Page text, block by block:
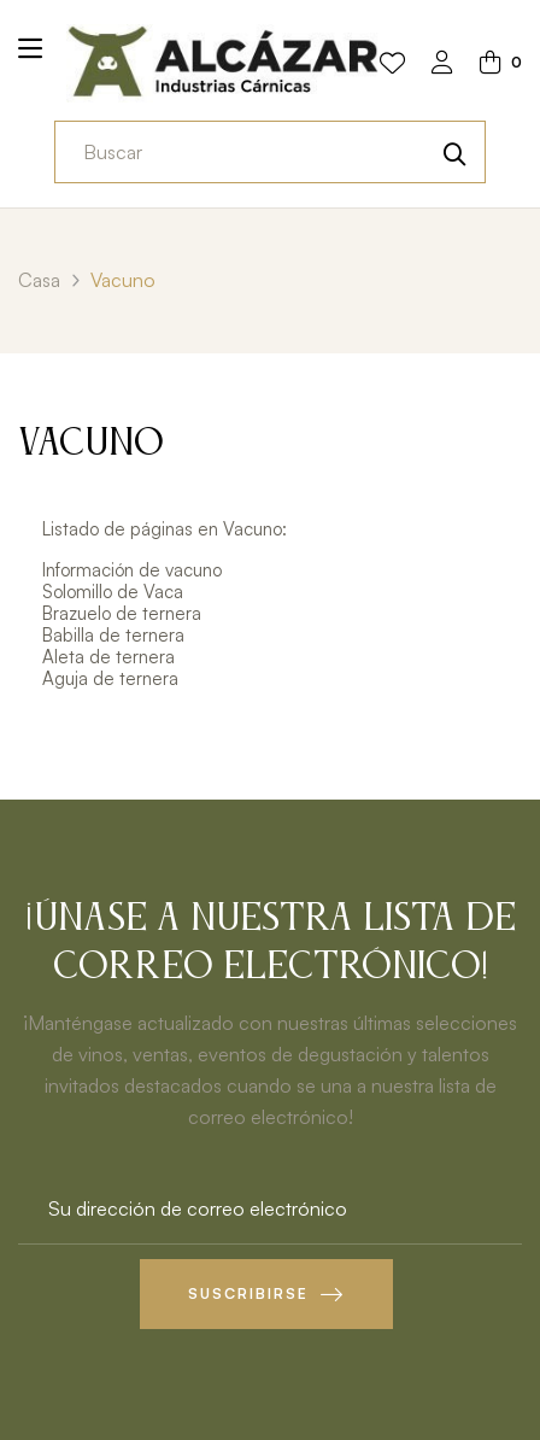
0
Casa Vacuno
Vacuno
Listado de páginas en Vacuno:
Información de vacuno
Solomillo de Vaca
Brazuelo de ternera
Babilla de ternera
Aleta de ternera
Aguja de ternera
¡Únase a nuestra lista de
correo electrónico!
¡Manténgase actualizado con nuestras últimas selecciones
de vinos, ventas, eventos de degustación y talentos
invitados destacados cuando se una a nuestra lista de
correo electrónico!
SUSCRIBIRSE